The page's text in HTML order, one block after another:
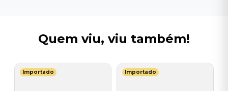
Quem viu, viu também!
Importado Importado